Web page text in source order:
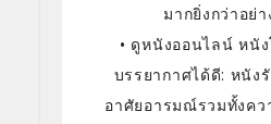
มากยิ่งกว่าอย่
• ดูหนังออนไลน์ หนั
บรรยากาศได้ดี: หนัง
อาศัยอารมณ์รวมทั้งคว